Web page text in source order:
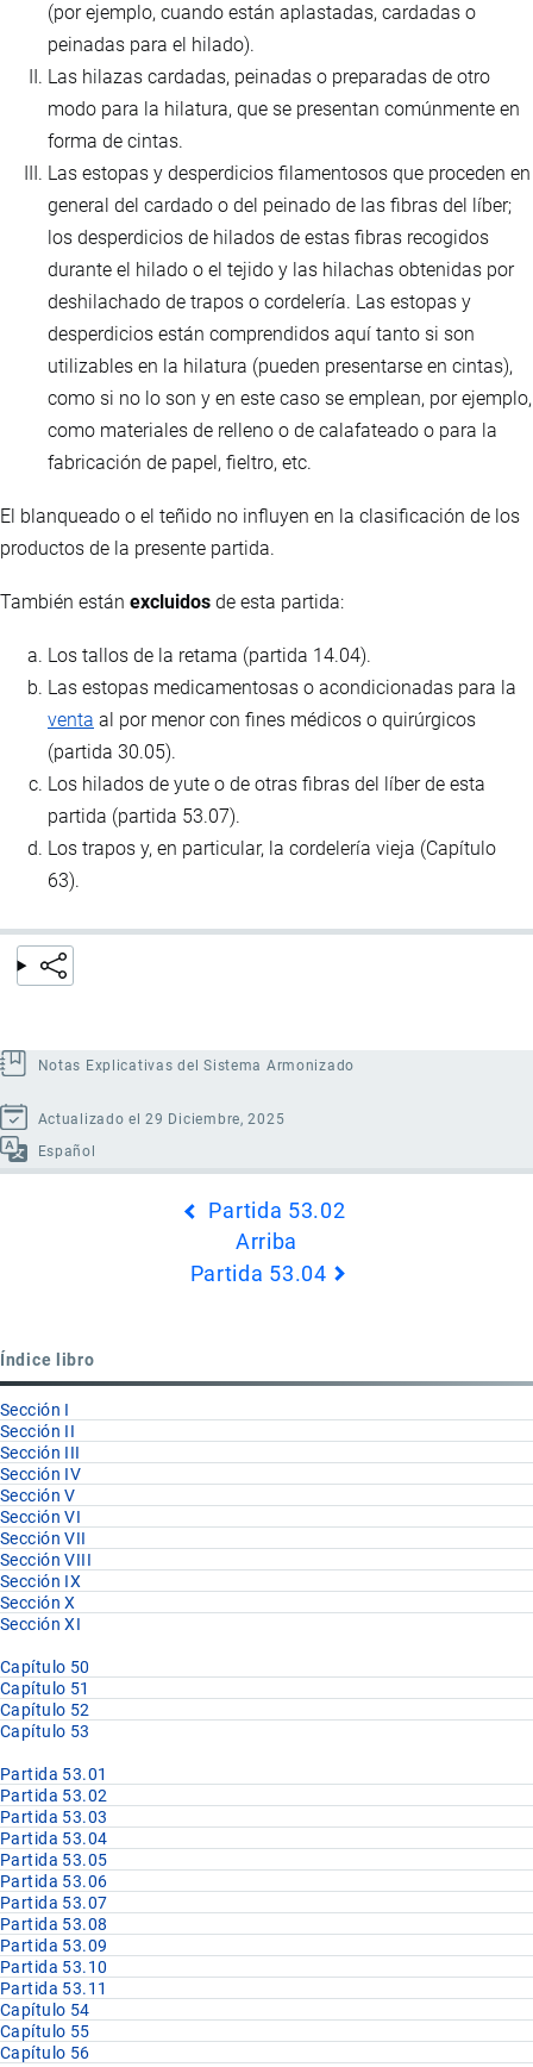
(por ejemplo, cuando están aplastadas, cardadas o
peinadas para el hilado).
Las hilazas cardadas, peinadas o preparadas de otro
modo para la hilatura, que se presentan comúnmente en
forma de cintas.
Las estopas y desperdicios filamentosos que proceden en
general del cardado o del peinado de las fibras del líber;
los desperdicios de hilados de estas fibras recogidos
durante el hilado o el tejido y las hilachas obtenidas por
deshilachado de trapos o cordelería. Las estopas y
desperdicios están comprendidos aquí tanto si son
utilizables en la hilatura (pueden presentarse en cintas),
como si no lo son y en este caso se emplean, por ejemplo,
como materiales de relleno o de calafateado o para la
fabricación de papel, fieltro, etc.
El blanqueado o el teñido no influyen en la clasificación de los
productos de la presente partida.
También están excluidos de esta partida:
Los tallos de la retama (partida 14.04).
Las estopas medicamentosas o acondicionadas para la
venta al por menor con fines médicos o quirúrgicos
(partida 30.05).
Los hilados de yute o de otras fibras del líber de esta
partida (partida 53.07).
Los trapos y, en particular, la cordelería vieja (Capítulo
63).
Notas Explicativas del Sistema Armonizado
Actualizado el 29 Diciembre, 2025
Español
Partida 53.02
Arriba
Partida 53.04
Índice libro
Sección I
Sección II
Sección III
Sección IV
Sección V
Sección VI
Sección VII
Sección VIII
Sección IX
Sección X
Sección XI
Capítulo 50
Capítulo 51
Capítulo 52
Capítulo 53
Partida 53.01
Partida 53.02
Partida 53.03
Partida 53.04
Partida 53.05
Partida 53.06
Partida 53.07
Partida 53.08
Partida 53.09
Partida 53.10
Partida 53.11
Capítulo 54
Capítulo 55
Capítulo 56